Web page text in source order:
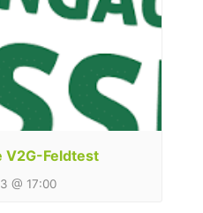
V2G-Feldtest
@ 17:00